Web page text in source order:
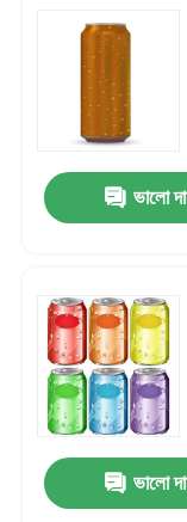
ভালো
ভালো